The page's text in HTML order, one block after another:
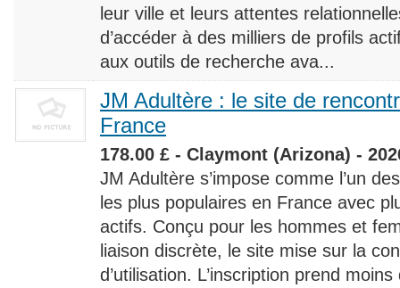
leur ville et leurs attentes
d’accéder à des milliers de profils
aux outils de recherche ava...
JM Adultère : le site de
France
178.00 £ - Claymont (Arizona) -
JM Adultère s’impose comme l’un
les plus populaires en France avec
actifs. Conçu pour les hommes et
liaison discrète, le site mise sur la
d’utilisation. L’inscription prend